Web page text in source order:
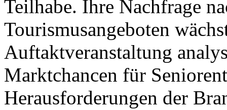
Teilhabe. Ihre Nachfrage
Tourismusangeboten
Auftaktveranstaltung
Marktchancen für
Herausforderungen der